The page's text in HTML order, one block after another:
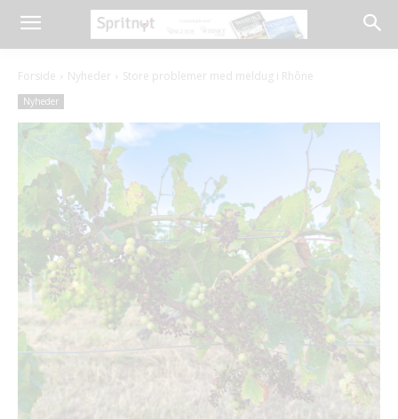
Forside Nyheder Store problemer med meldug i Rhône
Nyheder